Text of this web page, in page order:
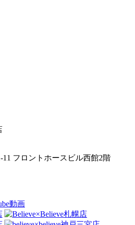
フロントホースビル西館2階